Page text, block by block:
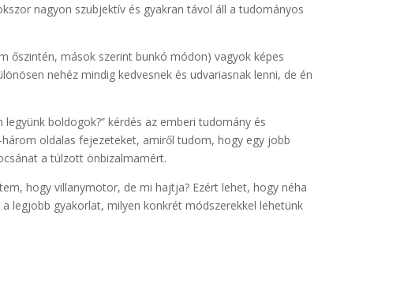
nagyon szubjektív és gyakran távol áll a tudományos
őszintén, mások szerint bunkó módon) vagyok képes
nehéz mindig kedvesnek és udvariasnak lenni, de én
boldogok?” kérdés az emberi tudomány és
oldalas fejezeteket, amiről tudom, hogy egy jobb
a túlzott önbizalmamért.
hogy villanymotor, de mi hajtja? Ezért lehet, hogy néha
legjobb gyakorlat, milyen konkrét módszerekkel lehetünk